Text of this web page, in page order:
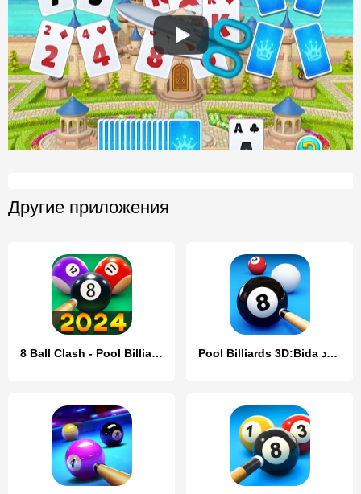
Другие приложения
8 Ball Clash - Pool Billiards Pool Billiards 3D:Bida بیلیارد